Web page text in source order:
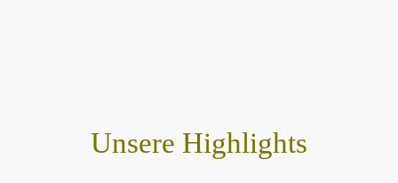
Unsere Highlights